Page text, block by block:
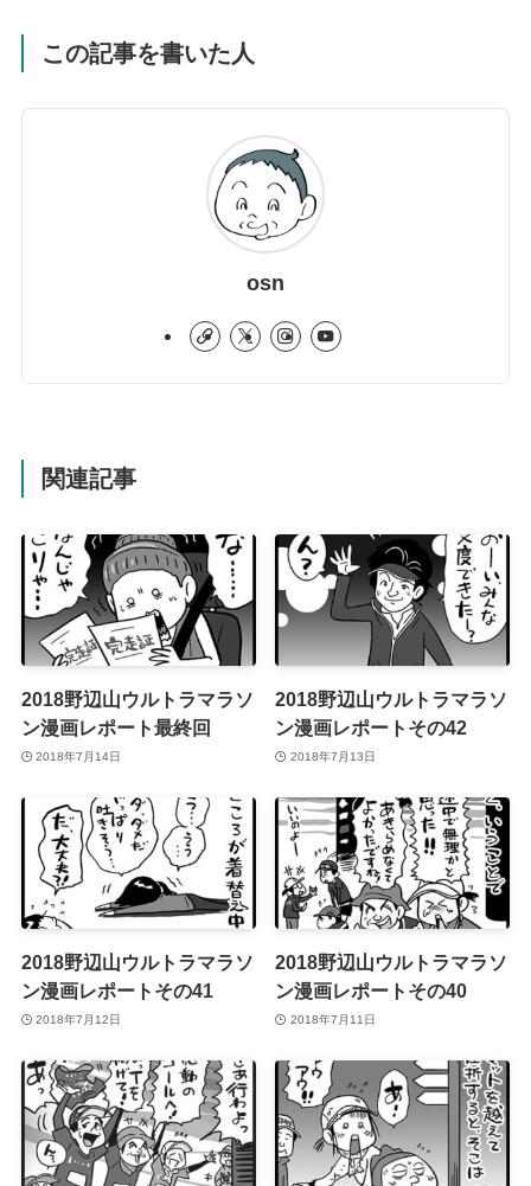
この記事を書いた人
osn
関連記事
2018野辺山ウルトラマラソ
ン漫画レポート最終回
2018年7月14日
2018野辺山ウルトラマラソ
ン漫画レポートその42
2018年7月13日
2018野辺山ウルトラマラソ
ン漫画レポートその41
2018年7月12日
2018野辺山ウルトラマラソ
ン漫画レポートその40
2018年7月11日